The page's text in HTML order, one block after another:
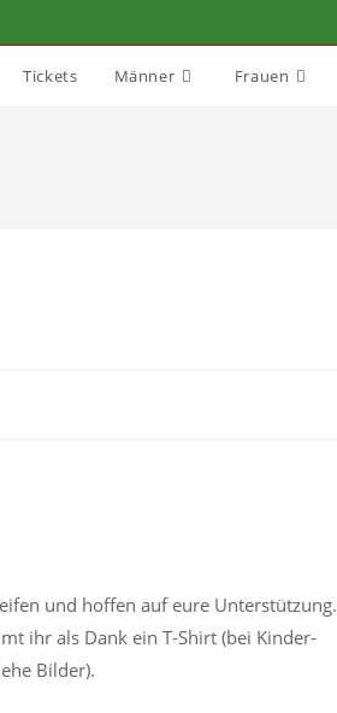
Tickets Männer Frauen
und hoffen auf eure Unterstützung.
ihr als Dank ein T-Shirt (bei Kinder-
Bilder).